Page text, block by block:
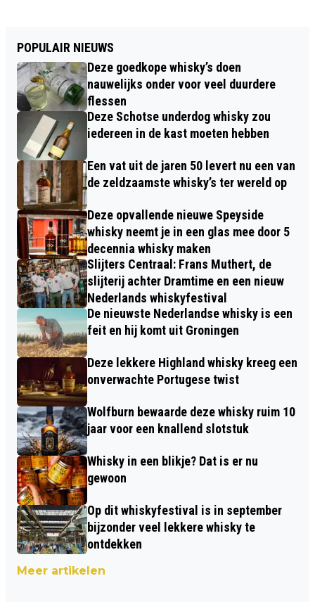
POPULAIR NIEUWS
Deze goedkope whisky’s doen
nauwelijks onder voor veel duurdere
flessen
Deze Schotse underdog whisky zou
iedereen in de kast moeten hebben
Een vat uit de jaren 50 levert nu een van
de zeldzaamste whisky’s ter wereld op
Deze opvallende nieuwe Speyside
whisky neemt je in een glas mee door 5
decennia whisky maken
Slijters Centraal: Frans Muthert, de
slijterij achter Dramtime en een nieuw
Nederlands whiskyfestival
De nieuwste Nederlandse whisky is een
feit en hij komt uit Groningen
Deze lekkere Highland whisky kreeg een
onverwachte Portugese twist
Wolfburn bewaarde deze whisky ruim 10
jaar voor een knallend slotstuk
Whisky in een blikje? Dat is er nu
gewoon
Op dit whiskyfestival is in september
bijzonder veel lekkere whisky te
ontdekken
Meer artikelen